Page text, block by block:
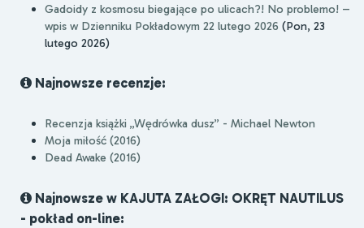
Gadoidy z kosmosu biegające po ulicach?! No problemo! –
wpis w Dzienniku Pokładowym 22 lutego 2026 (Pon, 23
lutego 2026)
Najnowsze recenzje:
Recenzja książki „Wędrówka dusz” - Michael Newton
Moja miłość (2016)
Dead Awake (2016)
Najnowsze w KAJUTA ZAŁOGI: OKRĘT NAUTILUS
- pokład on-line: